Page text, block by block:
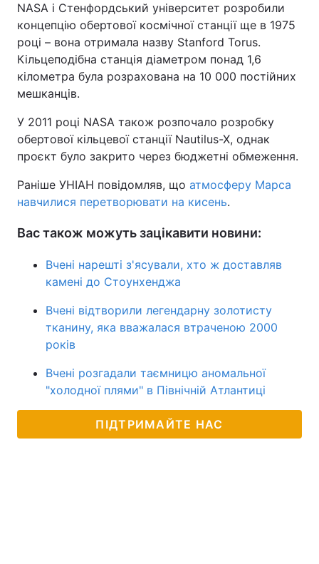
NASA і Стенфордський університет розробили
концепцію обертової космічної станції ще в 1975
році – вона отримала назву Stanford Torus.
Кільцеподібна станція діаметром понад 1,6
кілометра була розрахована на 10 000 постійних
мешканців.
У 2011 році NASA також розпочало розробку
обертової кільцевої станції Nautilus-X, однак
проєкт було закрито через бюджетні обмеження.
Раніше УНІАН повідомляв, що атмосферу Марса
навчилися перетворювати на кисень.
Вас також можуть зацікавити новини:
Вчені нарешті з'ясували, хто ж доставляв
камені до Стоунхенджа
Вчені відтворили легендарну золотисту
тканину, яка вважалася втраченою 2000
років
Вчені розгадали таємницю аномальної
"холодної плями" в Північній Атлантиці
ПІДТРИМАЙТЕ НАС